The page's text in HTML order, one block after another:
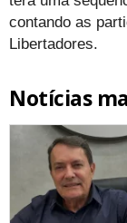
contando as
Libertadores.
Notícias